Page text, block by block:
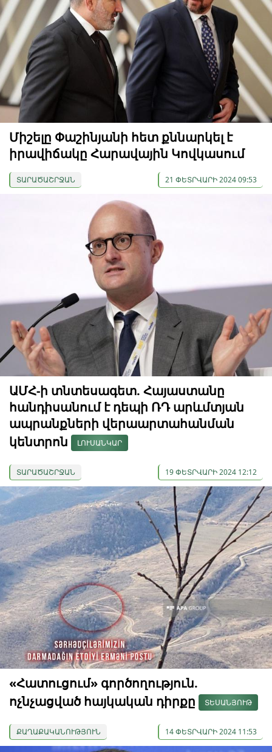
Միշելը Փաշինյանի հետ քննարկել է
իրավիճակը Հարավային Կովկասում
ՏԱՐԱԾԱՇՐՋԱՆ 21 ՓԵՏՐՎԱՐԻ 2024 09:53
ԱՄՀ-ի տնտեսագետ. Հայաստանը
հանդիսանում է դեպի ՌԴ արևմտյան
ապրանքների վերաարտահանման
կենտրոն
ԼՈՒՍԱՆԿԱՐ
ՏԱՐԱԾԱՇՐՋԱՆ 19 ՓԵՏՐՎԱՐԻ 2024 12:12
«Հատուցում» գործողություն.
ոչնչացված հայկական դիրքը
ՏԵՍԱՆՅՈՒԹ
ՔԱՂԱՔԱԿԱՆՈՒԹՅՈՒՆ 14 ՓԵՏՐՎԱՐԻ 2024 11:53